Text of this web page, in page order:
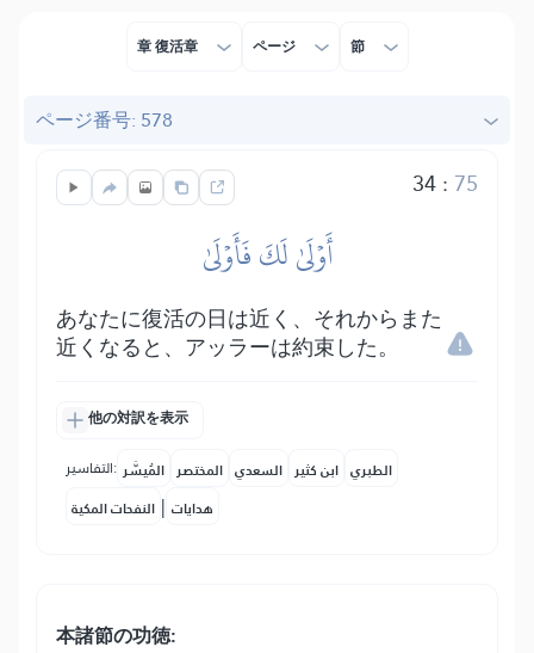
章 復活章 ページ 節
ページ番号: 578
34: 75
أَوۡلَىٰ لَكَ فَأَوۡلَىٰ
あなたに復活の日は近く、それからまた
近くなると、アッラーは約束した。
他の対訳を表示
التفاسير: المُيسَّر المختصر السعدي ابن كثير الطبري
النفحات المكية | هدايات
本諸節の功徳: